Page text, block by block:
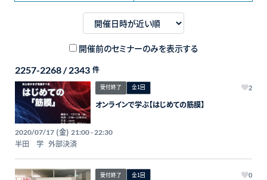
開催前のセミナーのみを表示する
2257-2268 / 2343 件
受付終了 全1回 2
オンラインで学ぶ【はじめての筋膜】
2020/07/17 (金) 21:00 - 22:30
半田 学 外部決済
受付終了 全1回 0